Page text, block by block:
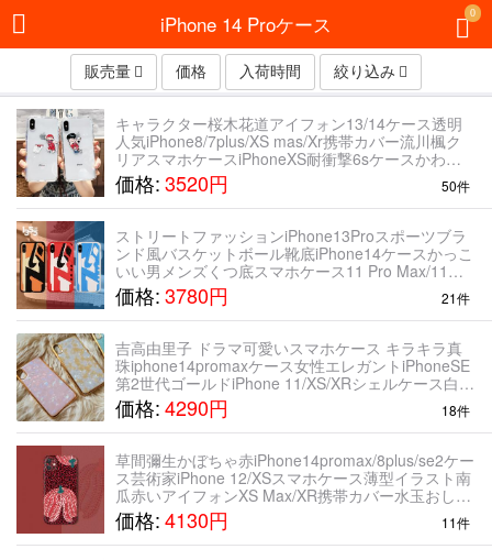
0
iPhone 14 Proケース
販売量 価格 入荷時間 絞り込み
キャラクター桜木花道アイフォン13/14ケース透明
人気iPhone8/7plus/XS mas/Xr携帯カバー流川楓ク
リアスマホケースiPhoneXS耐衝撃6sケースかわい
いお揃いペア男女iPhone 11 Pro Max
価格:3520円 50件
ストリートファッションiPhone13Proスポーツブラ
ンド風バスケットボール靴底iPhone14ケースかっこ
いい男メンズくつ底スマホケース11 Pro Max/11ス
ニーカー アイフォン7/8plusカバー シリコン製ソフ
トケース男女ペア
価格:3780円 21件
吉高由里子 ドラマ可愛いスマホケース キラキラ真
珠iphone14promaxケース女性エレガントiPhoneSE
第2世代ゴールドiPhone 11/XS/XRシェルケース白紫
ピンク色アイフォン8plus/7携帯カバー薄型
価格:4290円 18件
草間彌生かぼちゃ赤iPhone14promax/8plus/se2ケー
ス芸術家iPhone 12/XSスマホケース薄型イラスト南
瓜赤いアイフォンXS Max/XR携帯カバー水玉おしゃ
れペアケース
価格:4130円 11件